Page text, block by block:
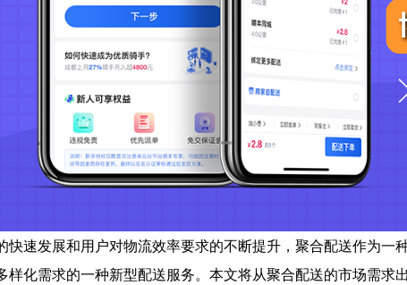
快速发展和用户对物流效率要求的不断提升，聚合配送作为
样化需求的一种新型配送服务。本文将从聚合配送的市场需求